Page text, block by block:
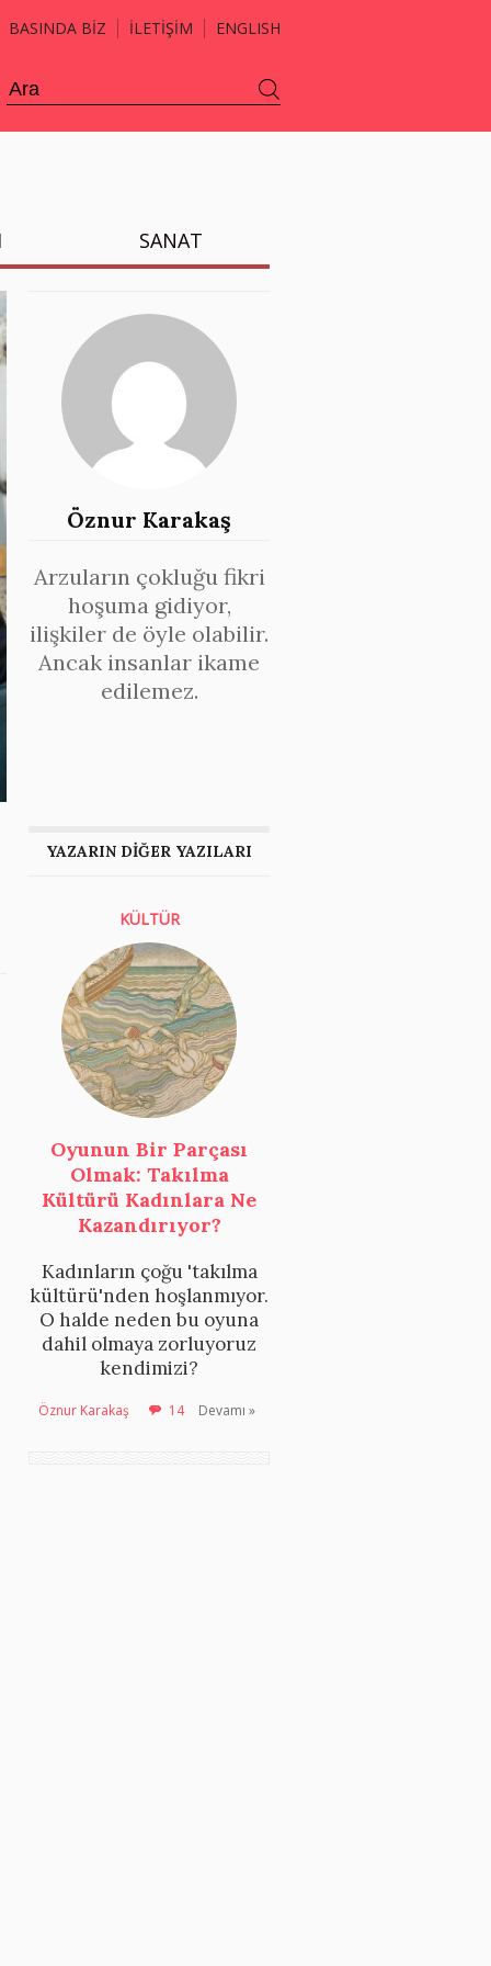
BASINDA BİZ İLETİŞİM ENGLISH
SANAT
Öznur Karakaş
Arzuların çokluğu fikri
hoşuma gidiyor,
ilişkiler de öyle olabilir.
Ancak insanlar ikame
edilemez.
YAZARIN DİĞER YAZILARI
KÜLTÜR
Oyunun Bir Parçası
Olmak: Takılma
Kültürü Kadınlara Ne
Kazandırıyor?
Kadınların çoğu 'takılma
kültürü'nden hoşlanmıyor.
O halde neden bu oyuna
dahil olmaya zorluyoruz
kendimizi?
Öznur Karakaş 14 Devamı »